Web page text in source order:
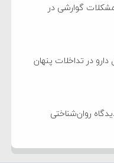
گوارشی در
در تداخلات پنهان
روان‌شناختی